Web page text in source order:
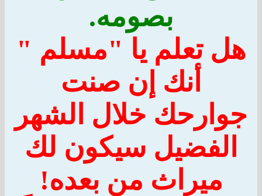
بصومه.
هل تعلم يا "مسلم "
أنك إن صنت
جوارحك خلال الشهر
الفضيل سيكون لك
ميراث من بعده!